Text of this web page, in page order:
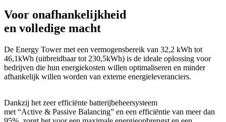
Voor onafhankelijkheid
en volledige macht
De Energy Tower met een vermogensbereik van 32,2 kWh tot
46,1kWh (uitbreidbaar tot 230,5kWh) is de ideale oplossing voor
bedrijven die hun energiekosten willen optimaliseren en minder
afhankelijk willen worden van externe energieleveranciers.
Dankzij het zeer efficiënte batterijbeheersysteem
met “Active & Passive Balancing” en een efficiëntie van meer dan